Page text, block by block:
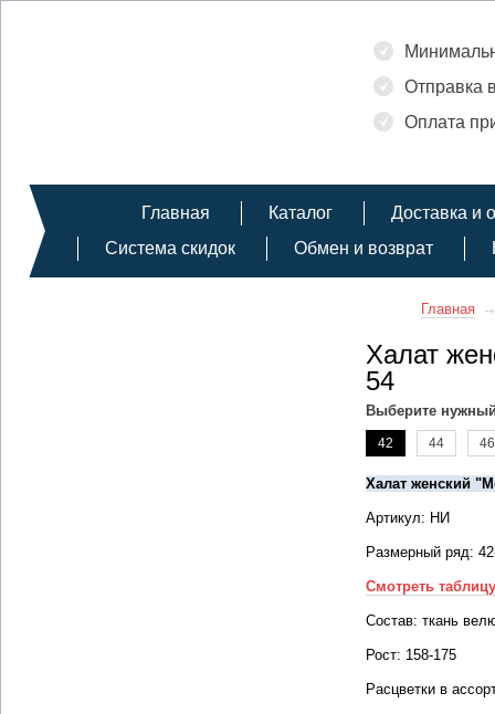
Отправка
Оплата
Главная Каталог
Доставка и
Система скидок
Обмен и возврат
Главная
Халат
54
Выберите
42 44 46
Халат женский
Артикул: НИ
Размерный ряд:
Смотреть
Состав: ткань
Рост: 158-175
Расцветки в